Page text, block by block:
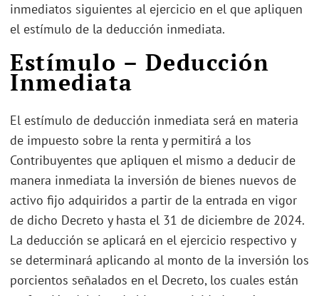
inmediatos siguientes al ejercicio en el que apliquen
el estímulo de la deducción inmediata.
Estímulo – Deducción
Inmediata
El estímulo de deducción inmediata será en materia
de impuesto sobre la renta y permitirá a los
Contribuyentes que apliquen el mismo a deducir de
manera inmediata la inversión de bienes nuevos de
activo fijo adquiridos a partir de la entrada en vigor
de dicho Decreto y hasta el 31 de diciembre de 2024.
La deducción se aplicará en el ejercicio respectivo y
se determinará aplicando al monto de la inversión los
porcientos señalados en el Decreto, los cuales están